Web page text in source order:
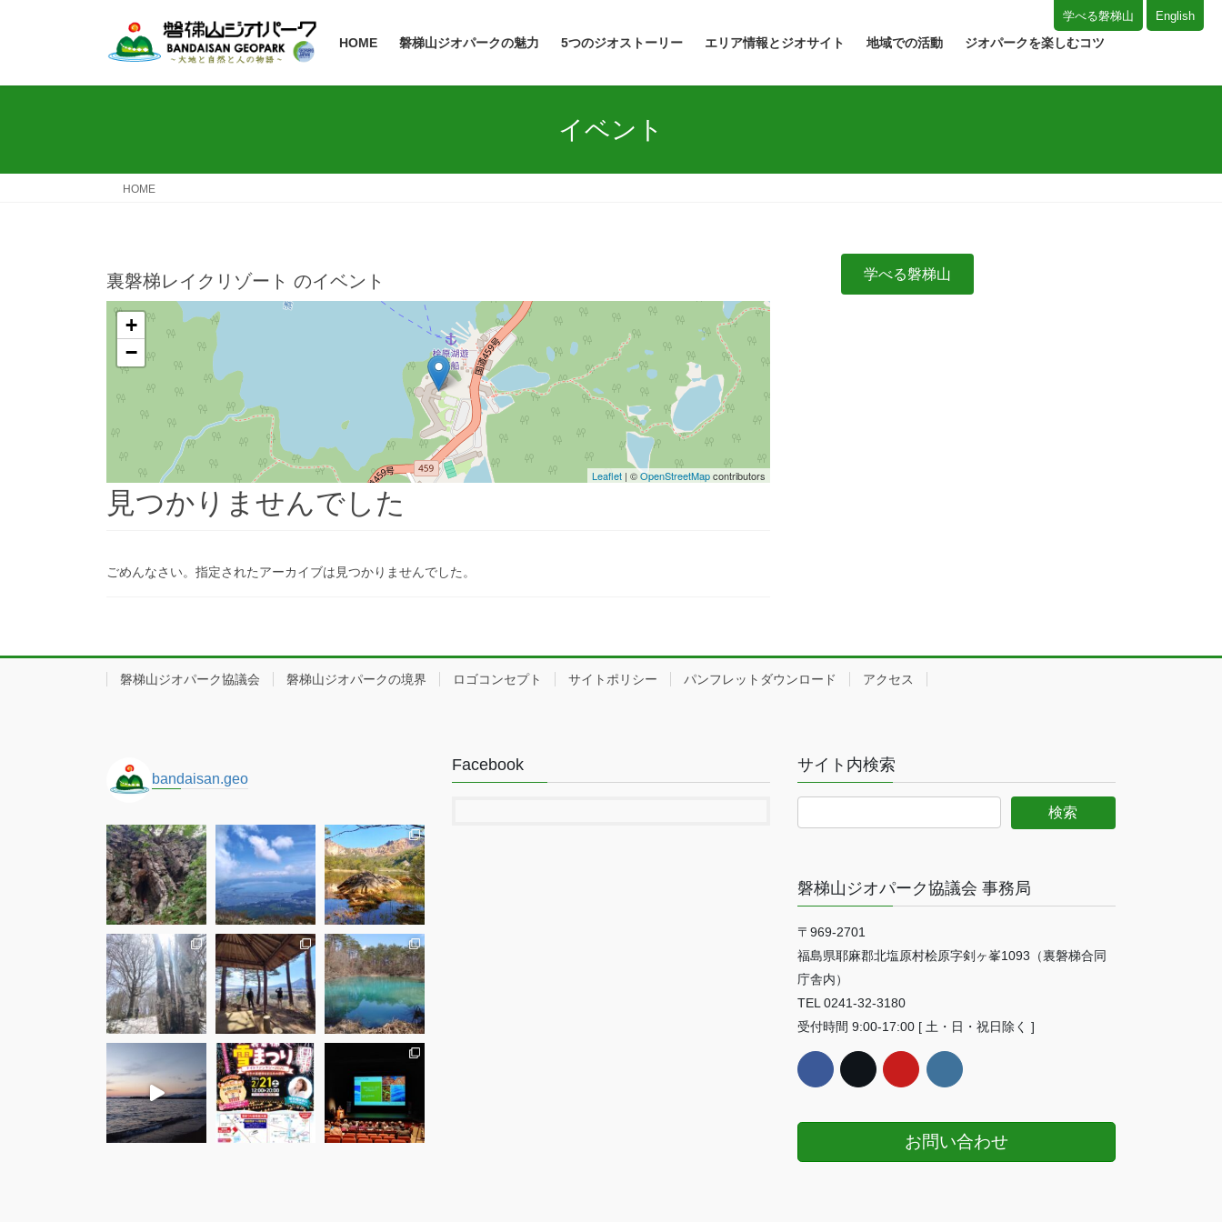
HOME 磐梯山ジオパークの魅力 5つのジオストーリー エリア情報とジオサイト 地域での活動 ジオパークを楽しむコツ
学べる磐梯山 English
イベント
HOME
裏磐梯レイクリゾート のイベント
+
−
Leaflet | ©OpenStreetMapcontributors
見つかりませんでした
ごめんなさい。指定されたアーカイブは見つかりませんでした。
学べる磐梯山
磐梯山ジオパーク協議会 磐梯山ジオパークの境界 ロゴコンセプト サイトポリシー パンフレットダウンロード アクセス
bandaisan.geo
Facebook サイト内検索
磐梯山ジオパーク協議会 事務局
〒969-2701
福島県耶麻郡北塩原村桧原字剣ヶ峯1093（裏磐梯合同
庁舎内）
TEL 0241-32-3180
受付時間 9:00-17:00 [ 土・日・祝日除く ]
お問い合わせ